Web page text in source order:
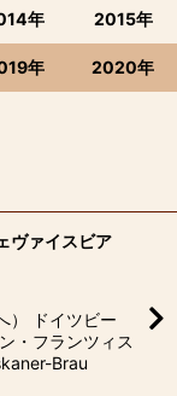
年 2015年
年 2020年
ヴァイスビア
） ドイツビー
・フランツィス
Brau